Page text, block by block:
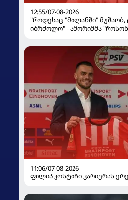
12:55/07-08-2026
"როდესაც "მილანში"
იბრძოლო" - ამორიმმა
11:06/07-08-2026
ფილიპ კოსტიჩი კარიერას